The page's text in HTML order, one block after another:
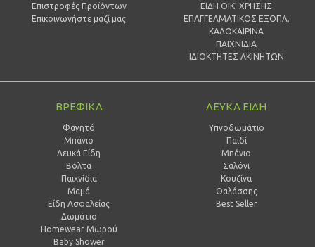
Επιστροφές Προϊόντων
Επικοινωνήστε μαζί μας
ΕΙΔΗ ΟΙΚ. ΧΡΗΣΗΣ
ΕΠΑΓΓΕΛΜΑΤΙΚΟΣ ΕΞΟΠΛ.
ΚΑΛΟΚΑΙΡΙΝΑ
ΠΑΙΧΝΙΔΙΑ
ΙΔΙΟΚΤΗΤΕΣ ΑΚΙΝΗΤΩΝ
ΒΡΕΦΙΚΑ
Φαγητό
Μπάνιο
Λευκά Είδη
Βόλτα
Παιχνίδια
Μαμά
Είδη Ασφαλείας
Δωμάτιο
Homewear Μωρού
Baby Shower
ΛΕΥΚΑ ΕΙΔΗ
Υπνοδωμάτιο
Παιδί
Mπάνιο
Σαλόνι
Κουζίνα
Θαλάσσης
Best Seller